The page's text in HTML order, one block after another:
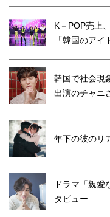
K－POP売上
「韓国のアイ
韓国で社会現
出演のチャニ
年下の彼のリ
ドラマ「親
タビュー